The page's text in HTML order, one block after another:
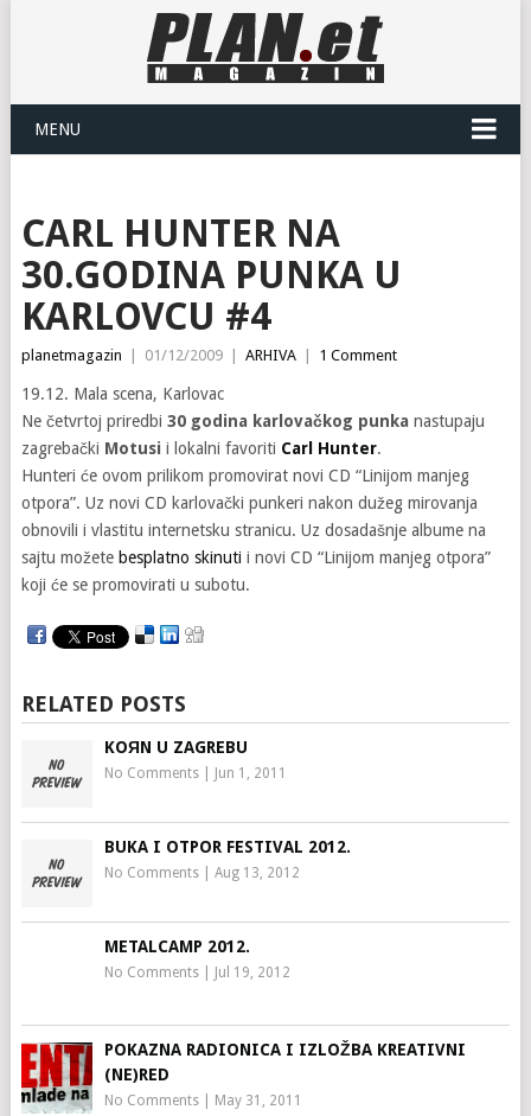
MENU
CARL HUNTER NA
30.GODINA PUNKA U
KARLOVCU #4
planetmagazin 01/12/2009 ARHIVA 1 Comment
19.12. Mala scena, Karlovac
Ne četvrtoj priredbi 30 godina karlovačkog punka nastupaju
zagrebački Motusi i lokalni favoriti Carl Hunter.
Hunteri će ovom prilikom promovirat novi CD “Linijom manjeg
otpora”. Uz novi CD karlovački punkeri nakon dužeg mirovanja
obnovili i vlastitu internetsku stranicu. Uz dosadašnje albume na
sajtu možete besplatno skinutii novi CD “Linijom manjeg otpora”
koji će se promovirati u subotu.
RELATED POSTS
KOЯN U ZAGREBU
No Comments| Jun 1, 2011
BUKA I OTPOR FESTIVAL 2012.
No Comments| Aug 13, 2012
METALCAMP 2012.
No Comments| Jul 19, 2012
POKAZNA RADIONICA I IZLOŽBA KREATIVNI
(NE)RED
No Comments| May 31, 2011